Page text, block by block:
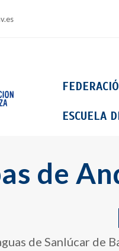
ESCUELA
de
de Sanlúcar de